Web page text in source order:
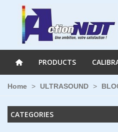
PRODUCTS
Home > ULTRASOUND >
CATEGORIES